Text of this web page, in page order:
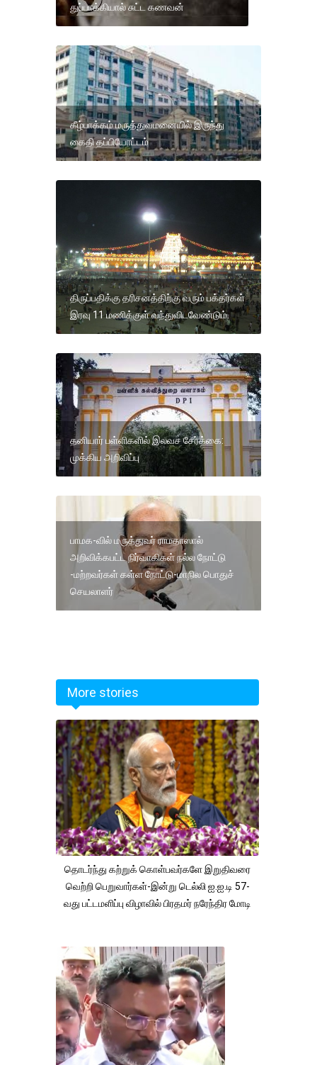
துப்பாக்கியால் சுட்ட கணவன்
கீழ்பாக்கம் மருத்துவமனையில் இருந்து
கைதி தப்பியோட்டம்
திருப்பதிக்கு தரிசனத்திற்கு வரும் பக்தர்கள்
இரவு 11 மணிக்குள் வந்துவிடவேண்டும்.
தனியார் பள்ளிகளில் இலவச சேர்க்கை:
முக்கிய அறிவிப்பு
பாமக-வில் மருத்துவர் ராமதாஸால்
அறிவிக்கபட்ட நிர்வாகிகள் நல்ல நோட்டு
-மற்றவர்கள் கள்ள நோட்டு-மாநில பொதுச்
செயலாளர்
More stories
தொடர்ந்து கற்றுக் கொள்பவர்களே இறுதிவரை
வெற்றி பெறுவார்கள்-இன்று டெல்லி ஐ.ஐ.டி 57-
வது பட்டமளிப்பு விழாவில் பிரதமர் நரேந்திர மோடி